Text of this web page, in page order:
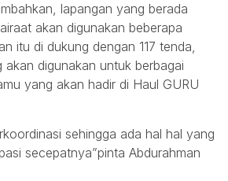
lapangan yang berada
akan digunakan beberapa
itu di dukung dengan 117 tenda,
digunakan untuk berbagai
yang akan hadir di Haul GURU
sehingga ada hal hal yang
secepatnya”pinta Abdurahman